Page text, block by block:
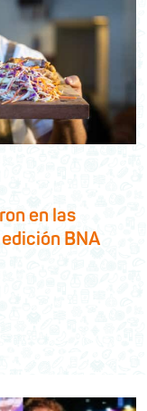
en las
BNA